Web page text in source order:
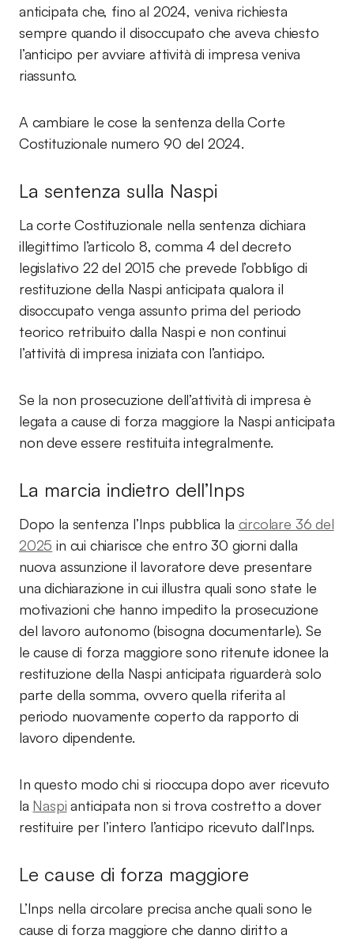
anticipata che, fino al 2024, veniva richiesta
sempre quando il disoccupato che aveva chiesto
l’anticipo per avviare attività di impresa veniva
riassunto.
A cambiare le cose la sentenza della Corte
Costituzionale numero 90 del 2024.
La sentenza sulla Naspi
La corte Costituzionale nella sentenza dichiara
illegittimo l’articolo 8, comma 4 del decreto
legislativo 22 del 2015 che prevede l’obbligo di
restituzione della Naspi anticipata qualora il
disoccupato venga assunto prima del periodo
teorico retribuito dalla Naspi e non continui
l’attività di impresa iniziata con l’anticipo.
Se la non prosecuzione dell’attività di impresa è
legata a cause di forza maggiore la Naspi anticipata
non deve essere restituita integralmente.
La marcia indietro dell’Inps
Dopo la sentenza l’Inps pubblica la circolare 36 del
2025 in cui chiarisce che entro 30 giorni dalla
nuova assunzione il lavoratore deve presentare
una dichiarazione in cui illustra quali sono state le
motivazioni che hanno impedito la prosecuzione
del lavoro autonomo (bisogna documentarle). Se
le cause di forza maggiore sono ritenute idonee la
restituzione della Naspi anticipata riguarderà solo
parte della somma, ovvero quella riferita al
periodo nuovamente coperto da rapporto di
lavoro dipendente.
In questo modo chi si rioccupa dopo aver ricevuto
la Naspi anticipata non si trova costretto a dover
restituire per l’intero l’anticipo ricevuto dall’Inps.
Le cause di forza maggiore
L’Inps nella circolare precisa anche quali sono le
cause di forza maggiore che danno diritto a